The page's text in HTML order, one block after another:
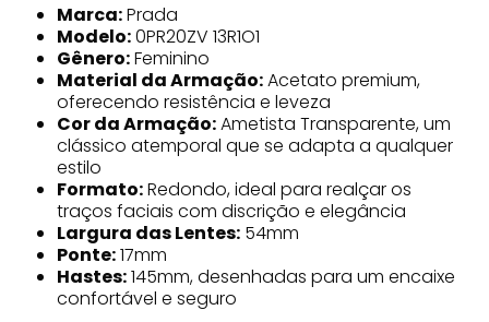
Marca:Prada
Modelo:0PR20ZV 13R1O1
Gênero:Feminino
Material da Armação:Acetato premium,
oferecendo resistência e leveza
Cor da Armação:Ametista Transparente, um
clássico atemporal que se adapta a qualquer
estilo
Formato:Redondo, ideal para realçar os
traços faciais com discrição e elegância
Largura das Lentes: 54mm
Ponte:17mm
Hastes:145mm, desenhadas para um encaixe
confortável e seguro